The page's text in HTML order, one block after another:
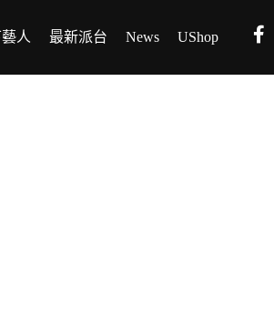
人 最新派台 News UShop